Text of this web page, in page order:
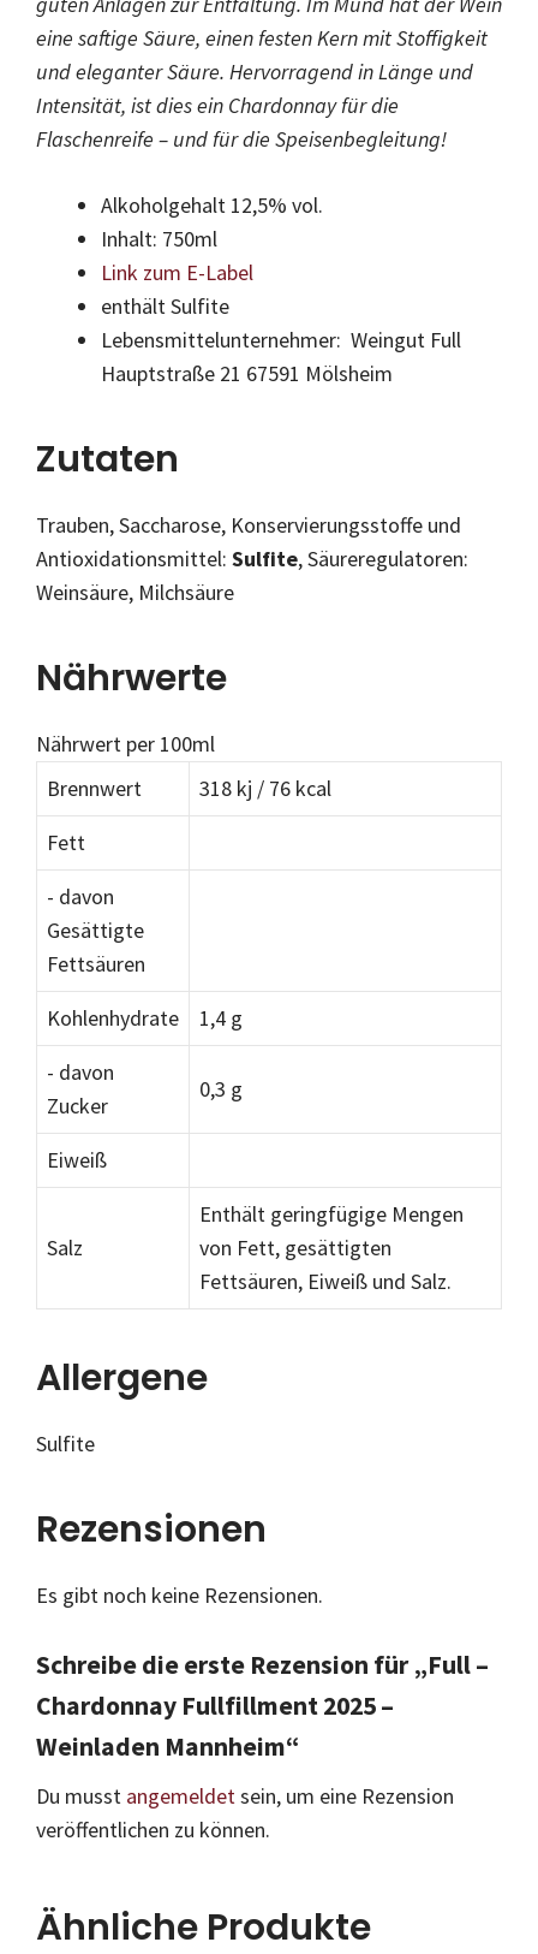
eine saftige Säure, einen festen Kern mit Stoffigkeit
und eleganter Säure. Hervorragend in Länge und
Intensität, ist dies ein Chardonnay für die
Flaschenreife – und für die Speisenbegleitung!
Alkoholgehalt 12,5% vol.
Inhalt: 750ml
Link zum E-Label
enthält Sulfite
Lebensmittelunternehmer: Weingut Full
Hauptstraße 21 67591 Mölsheim
Zutaten
Trauben, Saccharose, Konservierungsstoffe und
Antioxidationsmittel: Sulfite, Säureregulatoren:
Weinsäure, Milchsäure
Nährwerte
Nährwert per 100ml
Brennwert
318 kj / 76 kcal
Fett
- davon
Gesättigte
Fettsäuren
Kohlenhydrate
1,4 g
- davon
Zucker
0,3 g
Eiweiß
Salz
Enthält geringfügige Mengen
von Fett, gesättigten
Fettsäuren, Eiweiß und Salz.
Allergene
Sulfite
Rezensionen
Es gibt noch keine Rezensionen.
Schreibe die erste Rezension für „Full –
Chardonnay Fullfillment 2025 –
Weinladen Mannheim“
Du musst angemeldetsein, um eine Rezension
veröffentlichen zu können.
Ähnliche Produkte